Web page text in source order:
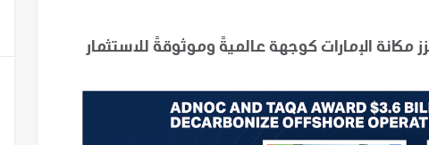
الإمارات كوجهة عالميةً وموثوقةً للاستثمار